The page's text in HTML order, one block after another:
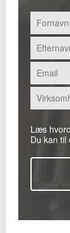
Læs
Du kan til